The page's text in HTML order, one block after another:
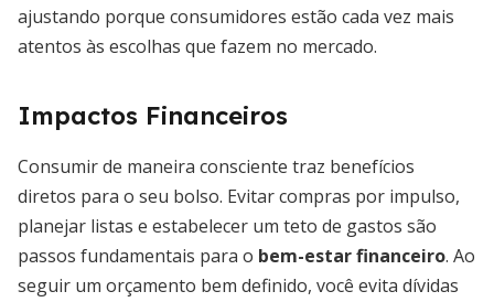
ajustando porque consumidores estão cada vez mais
atentos às escolhas que fazem no mercado.
Impactos Financeiros
Consumir de maneira consciente traz benefícios
diretos para o seu bolso. Evitar compras por impulso,
planejar listas e estabelecer um teto de gastos são
passos fundamentais para o bem-estar financeiro. Ao
seguir um orçamento bem definido, você evita dívidas